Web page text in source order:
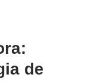
de